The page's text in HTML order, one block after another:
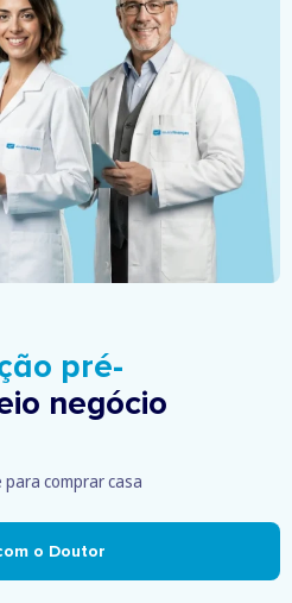
pré-
negócio
comprar casa
o Doutor